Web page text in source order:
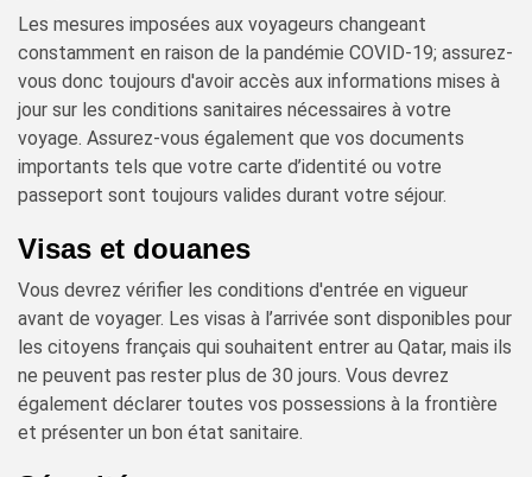
Les mesures imposées aux voyageurs changeant
constamment en raison de la pandémie COVID-19; assurez-
vous donc toujours d'avoir accès aux informations mises à
jour sur les conditions sanitaires nécessaires à votre
voyage. Assurez-vous également que vos documents
importants tels que votre carte d’identité ou votre
passeport sont toujours valides durant votre séjour.
Visas et douanes
Vous devrez vérifier les conditions d'entrée en vigueur
avant de voyager. Les visas à l’arrivée sont disponibles pour
les citoyens français qui souhaitent entrer au Qatar, mais ils
ne peuvent pas rester plus de 30 jours. Vous devrez
également déclarer toutes vos possessions à la frontière
et présenter un bon état sanitaire.